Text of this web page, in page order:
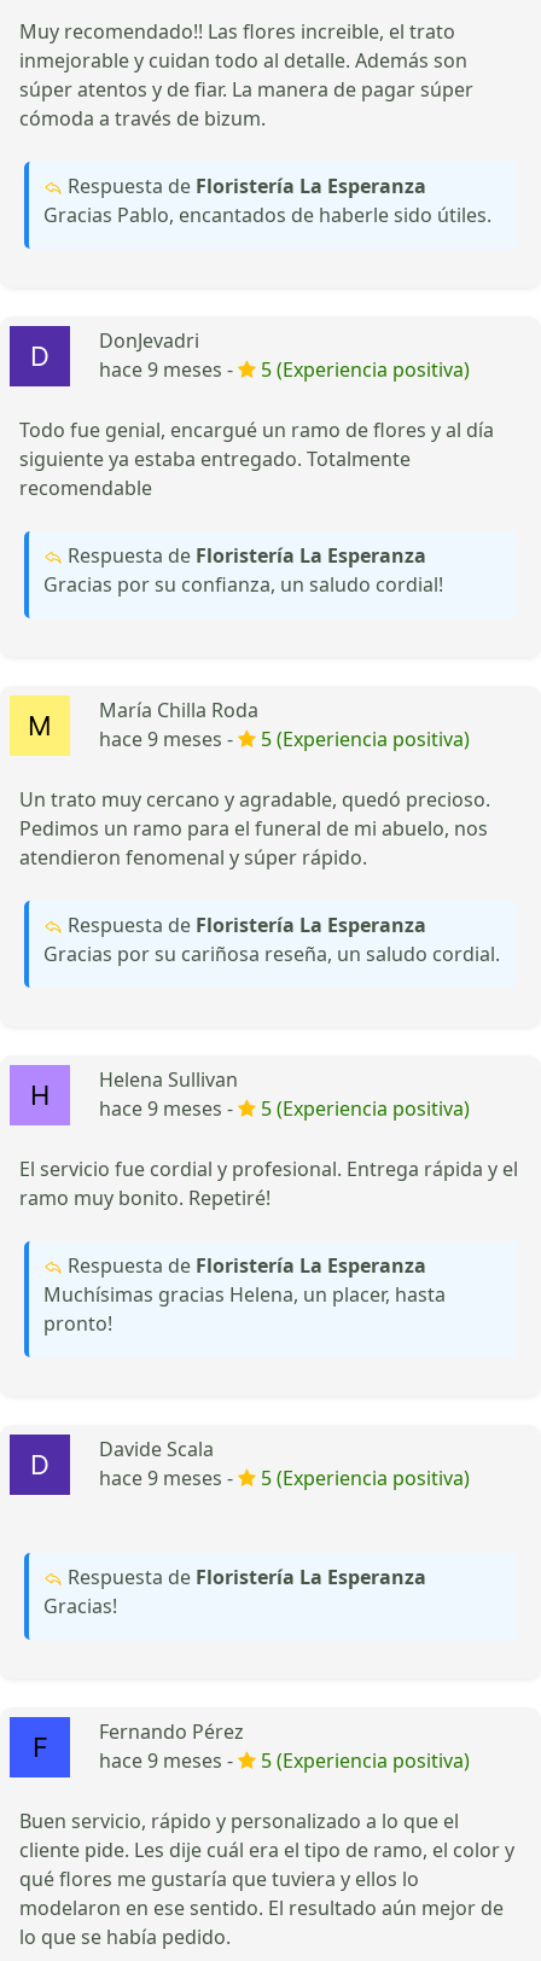
Muy recomendado!! Las flores increible, el trato
inmejorable y cuidan todo al detalle. Además son
súper atentos y de fiar. La manera de pagar súper
cómoda a través de bizum.
Respuesta de Floristería La Esperanza
Gracias Pablo, encantados de haberle sido útiles.
DonJevadri
hace 9 meses -
5 (Experiencia positiva)
Todo fue genial, encargué un ramo de flores y al día
siguiente ya estaba entregado. Totalmente
recomendable
Respuesta de Floristería La Esperanza
Gracias por su confianza, un saludo cordial!
María Chilla Roda
hace 9 meses -
5 (Experiencia positiva)
Un trato muy cercano y agradable, quedó precioso.
Pedimos un ramo para el funeral de mi abuelo, nos
atendieron fenomenal y súper rápido.
Respuesta de Floristería La Esperanza
Gracias por su cariñosa reseña, un saludo cordial.
Helena Sullivan
hace 9 meses -
5 (Experiencia positiva)
El servicio fue cordial y profesional. Entrega rápida y el
ramo muy bonito. Repetiré!
Respuesta de Floristería La Esperanza
Muchísimas gracias Helena, un placer, hasta
pronto!
Davide Scala
hace 9 meses -
5 (Experiencia positiva)
Respuesta de Floristería La Esperanza
Gracias!
Fernando Pérez
hace 9 meses -
5 (Experiencia positiva)
Buen servicio, rápido y personalizado a lo que el
cliente pide. Les dije cuál era el tipo de ramo, el color y
qué flores me gustaría que tuviera y ellos lo
modelaron en ese sentido. El resultado aún mejor de
lo que se había pedido.